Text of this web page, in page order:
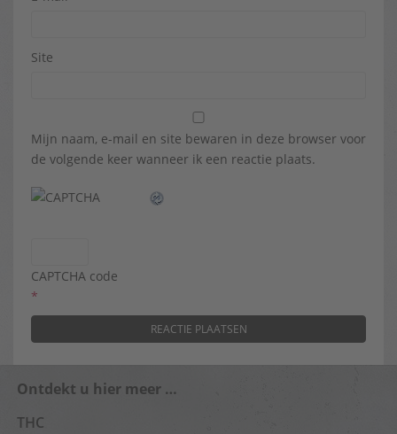
Site
Mijn naam, e-mail en site bewaren in deze browser voor
de volgende keer wanneer ik een reactie plaats.
CAPTCHA code
*
Ontdekt u hier meer …
THC